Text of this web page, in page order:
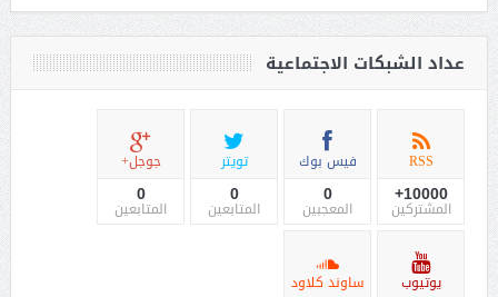
عداد الشبكات الاجتماعية
RSS
10000+
المشتركين
فيس بوك
0
المعجبين
تويتر
0
المتابعين
جوجل+
0
المتابعين
يوتيوب ساوند كلاود